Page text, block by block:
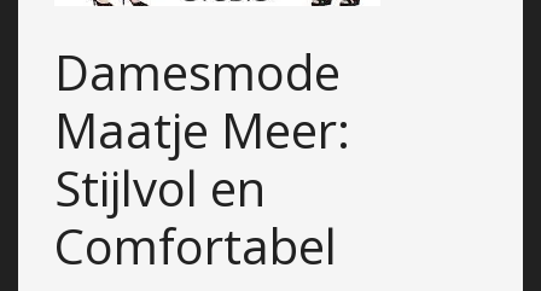
Damesmode
Maatje Meer:
Stijlvol en
Comfortabel